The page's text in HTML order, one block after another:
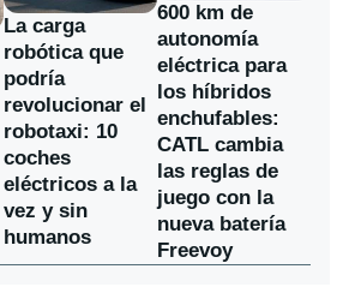
La carga
robótica que
podría
revolucionar el
robotaxi: 10
coches
eléctricos a la
vez y sin
humanos
600 km de
autonomía
eléctrica para
los híbridos
enchufables:
CATL cambia
las reglas de
juego con la
nueva batería
Freevoy